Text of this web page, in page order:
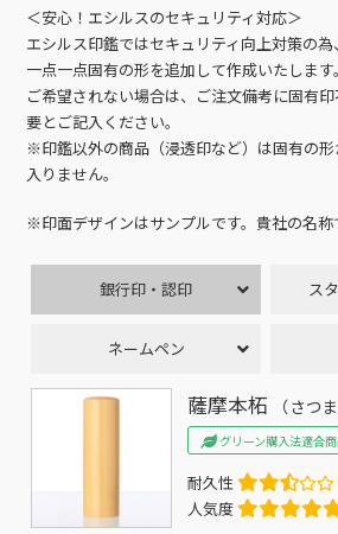
＜安心！エシルスのセキュリティ対応＞
エシルス印鑑ではセキュリティ向上対策の為、
一点一点固有の形を追加して作成いたします。
ご希望されない場合は、ご注文備考に固有
要とご記入ください。
※印鑑以外の商品（浸透印など）は固有の形
入りません。
※印面デザインはサンプルです。貴社の名称
銀行印・認印 ス
ネームペン
薩摩本柘 （さつ
グリーン購入法適合
耐久性
人気度